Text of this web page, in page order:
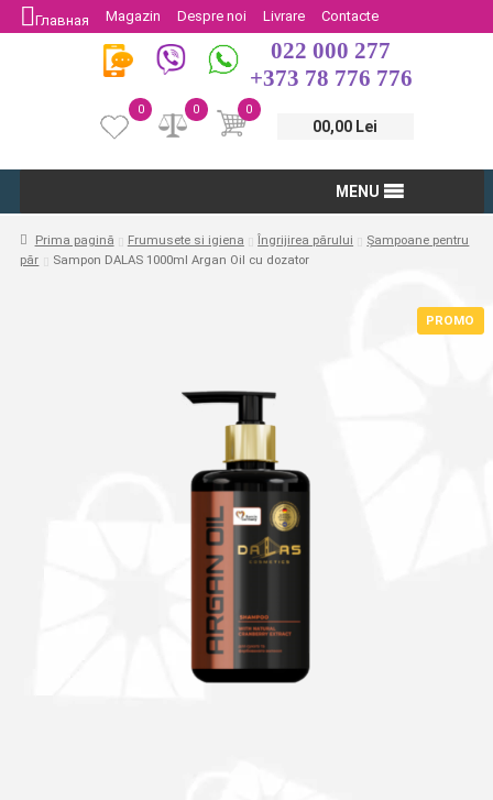
Главная Magazin Despre noi Livrare
Contacte
Protectia Consumatorului
Întoarcere
022 000 277
+373 78 776 776
0
00,00 Lei
0
0
MENU
Prima pagină Frumusete si igiena Îngrijirea părului
Șampoane pentru
păr
Sampon DALAS 1000ml Argan Oil cu dozator
PROMO